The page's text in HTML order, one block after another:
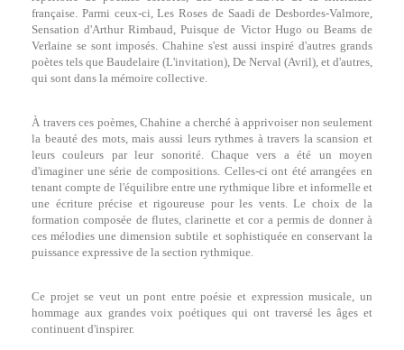
française. Parmi ceux-ci, Les Roses de Saadi de Desbordes-Valmore,
Sensation d'Arthur Rimbaud, Puisque de Victor Hugo ou Beams de
Verlaine se sont imposés. Chahine s'est aussi inspiré d'autres grands
poètes tels que Baudelaire (L'invitation), De Nerval (Avril), et d'autres,
qui sont dans la mémoire collective.
À travers ces poèmes, Chahine a cherché à apprivoiser non seulement
la beauté des mots, mais aussi leurs rythmes à travers la scansion et
leurs couleurs par leur sonorité. Chaque vers a été un moyen
d'imaginer une série de compositions. Celles-ci ont été arrangées en
tenant compte de l'équilibre entre une rythmique libre et informelle et
une écriture précise et rigoureuse pour les vents. Le choix de la
formation composée de flutes, clarinette et cor a permis de donner à
ces mélodies une dimension subtile et sophistiquée en conservant la
puissance expressive de la section rythmique.
Ce projet se veut un pont entre poésie et expression musicale, un
hommage aux grandes voix poétiques qui ont traversé les âges et
continuent d'inspirer.